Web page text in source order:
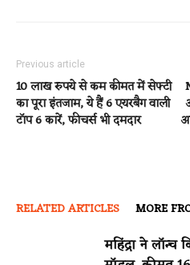
Previous article
10 लाख रुपये से कम कीमत में सेफ्टी
का पूरा इंतजाम, ये हैं 6 एयरबैग वाली
टॉप 6 कारें, फीचर्स भी दमदार
RELATED ARTICLES MORE
महिंद्रा ने